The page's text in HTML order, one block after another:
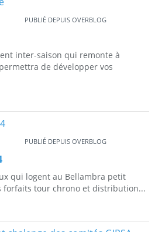
PUBLIÉ DEPUIS OVERBLOG
inter-saison qui remonte à
de développer vos
PUBLIÉ DEPUIS OVERBLOG
qui logent au Bellambra petit
forfaits tour chrono et distribution...